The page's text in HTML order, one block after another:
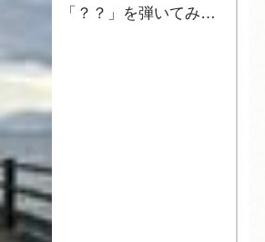
「？？」を弾いてみよ